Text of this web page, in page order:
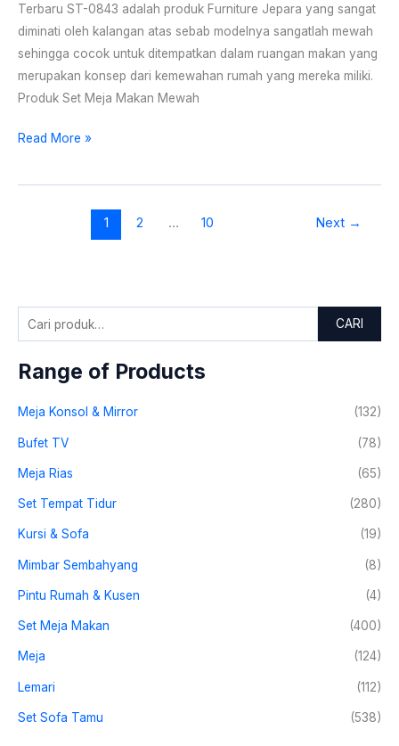
CARI
Range of Products
Meja Konsol & Mirror (132)
Bufet TV (78)
Meja Rias (65)
Set Tempat Tidur (280)
Kursi & Sofa (19)
Mimbar Sembahyang (8)
Pintu Rumah & Kusen (4)
Set Meja Makan (400)
Meja (124)
Lemari (112)
Set Sofa Tamu (538)
Terbaru ST-0843 adalah produk Furniture Jepara yang sangat
diminati oleh kalangan atas sebab modelnya sangatlah mewah
sehingga cocok untuk ditempatkan dalam ruangan makan yang
merupakan konsep dari kemewahan rumah yang mereka miliki.
Produk Set Meja Makan Mewah
Read More »
1 2 … 10 Next →